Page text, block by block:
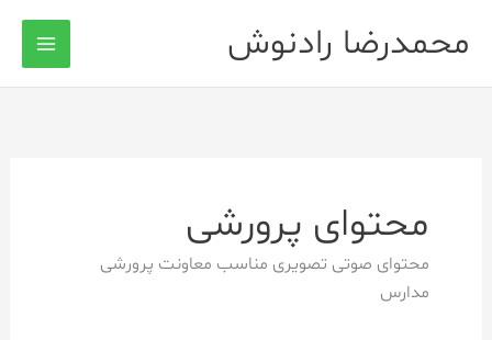
محمدرضا رادنوش
محتوای پرورشی
محتوای صوتی تصویری مناسب معاونت پرورشی
مدارس